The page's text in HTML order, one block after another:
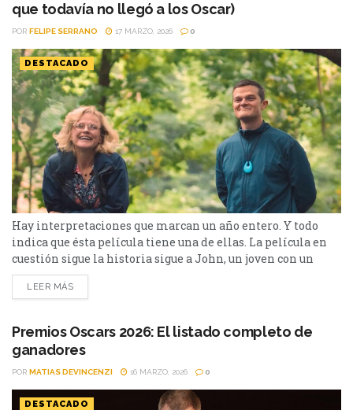
que todavía no llegó a los Oscar)
POR FELIPE SERRANO 17 MARZO, 2026 0
DESTACADO
Hay interpretaciones que marcan un año entero. Y todo
indica que ésta película tiene una de ellas. La película en
cuestión sigue la historia sigue a John, un joven con un
futuro prometedor cuya vida cambia por completo cuando,
en el colegio, comienzan a aparecer tics involuntarios y
de ese momento, enfrenta...
LEER MÁS
Premios Oscars 2026: El listado completo de
ganadores
POR MATIAS DEVINCENZI 16 MARZO, 2026 0
DESTACADO